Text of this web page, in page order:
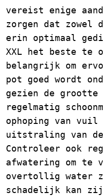
vereist enige
zorgen dat zowel
erin optimaal
XXL het beste te
belangrijk om
pot goed wordt
gezien de grootte
regelmatig
ophoping van vuil
uitstraling van de
Controleer ook
afwatering om te
overtollig water
schadelijk kan